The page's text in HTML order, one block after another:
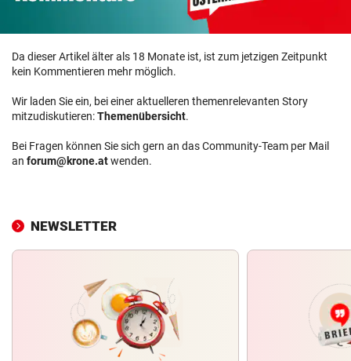
Da dieser Artikel älter als 18 Monate ist, ist zum jetzigen Zeitpunkt
kein Kommentieren mehr möglich.
Wir laden Sie ein, bei einer aktuelleren themenrelevanten Story
mitzudiskutieren:Themenübersicht.
Bei Fragen können Sie sich gern an das Community-Team per Mail
an forum@krone.atwenden.
NEWSLETTER